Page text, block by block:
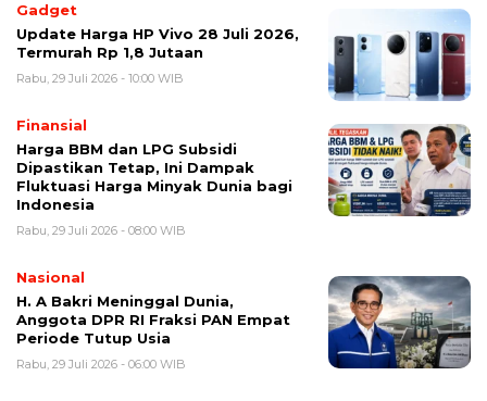
Gadget
Update Harga HP Vivo 28 Juli 2026,
Termurah Rp 1,8 Jutaan
Rabu, 29 Juli 2026 - 10:00 WIB
Finansial
Harga BBM dan LPG Subsidi
Dipastikan Tetap, Ini Dampak
Fluktuasi Harga Minyak Dunia bagi
Indonesia
Rabu, 29 Juli 2026 - 08:00 WIB
Nasional
H. A Bakri Meninggal Dunia,
Anggota DPR RI Fraksi PAN Empat
Periode Tutup Usia
Rabu, 29 Juli 2026 - 06:00 WIB